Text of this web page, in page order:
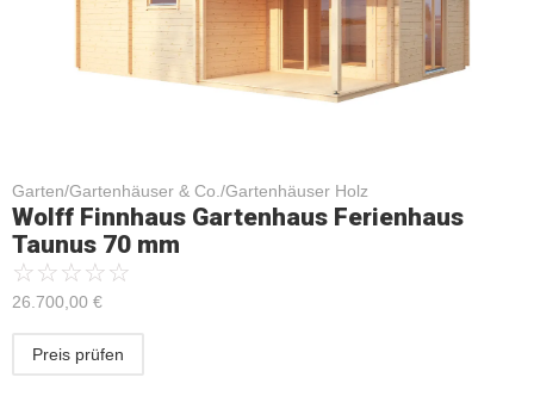
Garten/Gartenhäuser & Co./Gartenhäuser Holz
Wolff Finnhaus Gartenhaus Ferienhaus
Taunus 70 mm
☆☆☆☆☆
26.700,00 €
Preis prüfen